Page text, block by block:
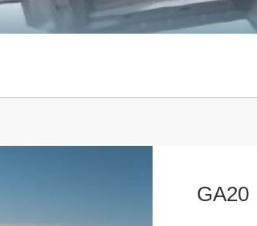
GA20